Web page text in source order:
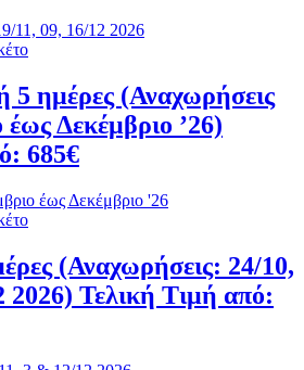
11, 09, 16/12 2026
5 ημέρες (Αναχωρήσεις
Δεκέμβριο ’26)
685€
έως Δεκέμβριο '26
(Αναχωρήσεις: 24/10,
2026) Τελική Τιμή από: